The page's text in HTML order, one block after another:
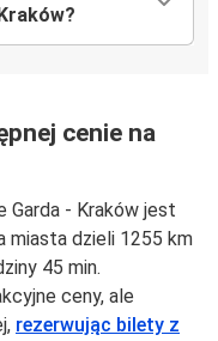
cenie na
Garda - Kraków jest
miasta dzieli 1255 km
45 min.
ceny, ale
rezerwując bilety z